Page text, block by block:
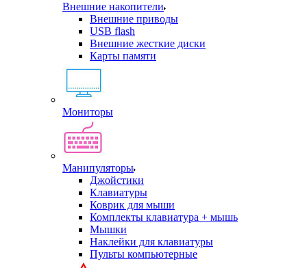
Внешние накопители
Внешние приводы
USB flash
Внешние жесткие диски
Карты памяти
Мониторы
Манипуляторы
Джойстики
Клавиатуры
Коврик для мыши
Комплекты клавиатура + мышь
Мышки
Наклейки для клавиатуры
Пульты компьютерные